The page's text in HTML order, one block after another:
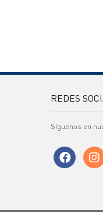
REDES
Síguenos en